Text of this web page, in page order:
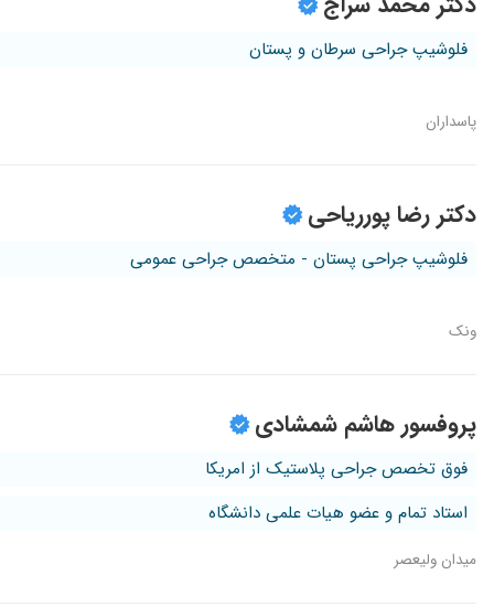
فلوشیپ جراحی سرطان و پستان
پاسداران
دکتر رضا پورریاحی
فلوشیپ جراحی پستان - متخصص جراحی عمومی
ونک
پروفسور هاشم شمشادی
فوق تخصص جراحی پلاستیک از امریکا
استاد تمام و عضو هیات علمی دانشگاه
میدان ولیعصر